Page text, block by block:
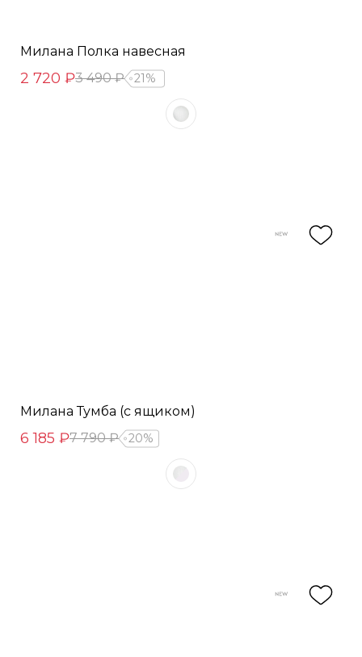
Милана Полка навесная
2 720 ₽3 490 ₽ 21%
Милана Тумба (с ящиком)
6 185 ₽7 790 ₽ 20%